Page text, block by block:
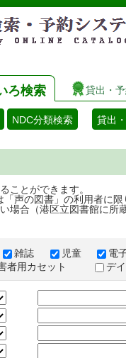
ろ検索 貸出・
NDC分類検索 貸出
ことができます。
声の図書」の利用者に限
場合（港区立図書館に所
雑誌 児童
電
者用カセット
デ